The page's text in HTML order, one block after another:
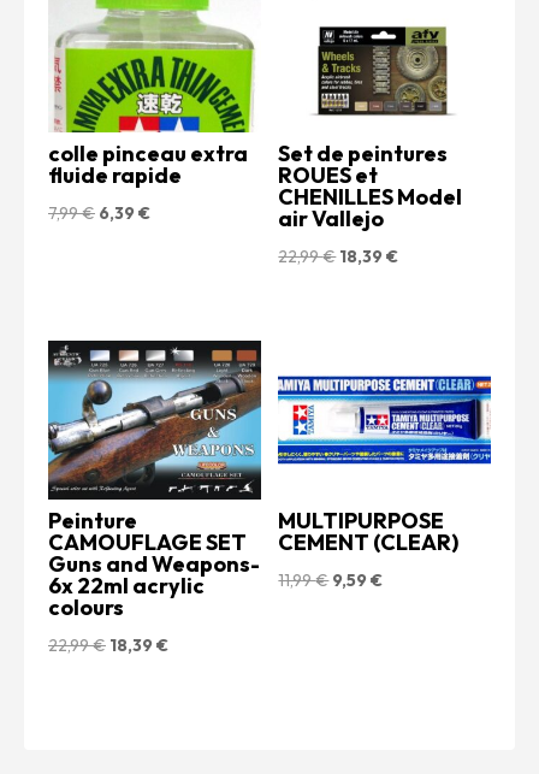
colle pinceau extra
fluide rapide
7,99€ Le
7,99 €.
6,39 €Le
6,39 €.
Set de peintures
ROUES et
CHENILLES Model
air Vallejo
22,99€ Le
22,99 €.
18,39€Le
18,39 €.
Peinture
CAMOUFLAGE SET
Guns and Weapons-
6x 22ml acrylic
colours
22,99€ Le
18,39 €Le
MULTIPURPOSE
CEMENT (CLEAR)
11,99€ Le
9,59€Le